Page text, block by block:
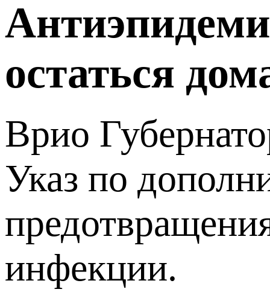
остаться
Врио
Указ по
инфекции.